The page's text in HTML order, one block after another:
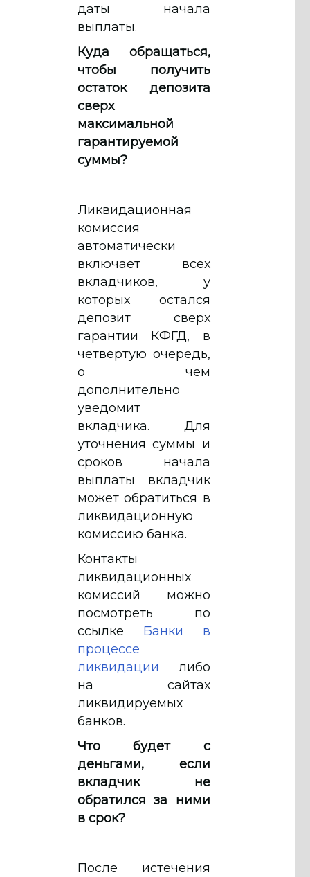
даты начала
выплаты.
Куда обращаться,
чтобы получить
остаток депозита
сверх
максимальной
гарантируемой
суммы?
Ликвидационная
комиссия
автоматически
включает всех
вкладчиков, у
которых остался
депозит сверх
гарантии КФГД, в
четвертую очередь,
о чем
дополнительно
уведомит
вкладчика. Для
уточнения суммы и
сроков начала
выплаты вкладчик
может обратиться в
ликвидационную
комиссию банка.
Контакты
ликвидационных
комиссий можно
посмотреть по
ссылке Банки в
процессе
ликвидации либо
на сайтах
ликвидируемых
банков.
Что будет с
деньгами, если
вкладчик не
обратился за ними
в срок?
После истечения